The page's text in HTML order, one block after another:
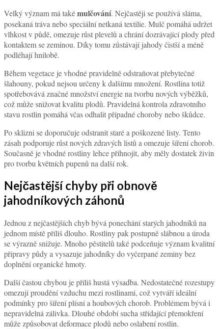
Velký význam má takémulčování. Nejčastěji se používá sláma,
posekaná tráva nebo speciální netkaná textilie. Mulč pomáhá udržet
vlhkost v půdě, omezuje růst plevelů a chrání dozrávající plody před
kontaktem se zeminou. Díky tomu zůstávají jahody čistší a méně
podléhají hnilobě.
Během vegetace je vhodné pravidelně odstraňovat přebytečné
šlahouny, pokud nejsou určeny k dalšímu množení. Rostlina totiž
spotřebovává značné množství energie na tvorbu nových výběžků,
což může snižovat kvalitu plodů. Pravidelná kontrola zdravotního
stavu rostlin pomáhá včas odhalit případné choroby nebo škůdce.
Po sklizni se doporučuje odstranit staré a poškozené listy. Tento
zásah podporuje růst nových zdravých listů a omezuje šíření chorob.
Současně je vhodné rostliny lehce přihnojit, aby měly dostatek živin
pro tvorbu květních pupenů na další rok.
Nejčastější chyby při obnově
jahodníkových záhonů
Jednou z nejčastějších chyb bývá ponechání starých jahodníků na
jednom místě příliš dlouho. Rostliny pak postupně slábnou a úroda
se výrazně snižuje. Mnoho pěstitelů také podceňuje význam kvalitní
přípravy půdy a vysazuje jahodníky do vyčerpané zeminy bez
doplnění organické hmoty.
Další častou chybou je příliš hustá výsadba. Nedostatečné rozestupy
omezují proudění vzduchu mezi rostlinami, což vytváří ideální
podmínky pro šíření plísní a houbových chorob. Problémem bývá i
nepravidelná zálivka. Dlouhé období sucha střídající přemokření
může způsobovat deformace plodů nebo oslabení rostlin.